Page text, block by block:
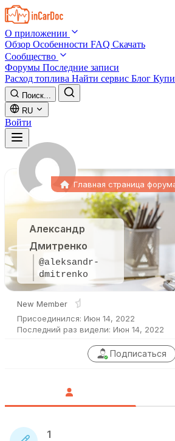
Skip to main content
О приложении
Обзор Особенности FAQ Скачать
Сообщество
Форумы Последние записи
Расход топлива Найти сервис Блог
Поиск...
RU
Войти
Александр
Дмитренко
@aleksandr-
dmitrenko
Главная страница
New Member
Присоединился: Июн 14, 2022
Последний раз видели: Июн 14, 2022
Подписаться
1